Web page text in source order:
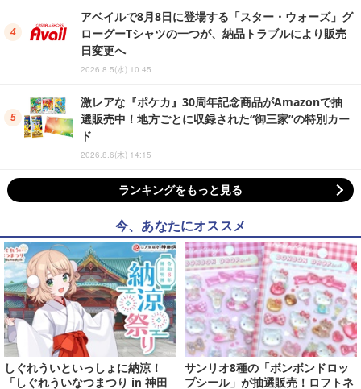
アベイルで8月8日に登場する「スター・ウォーズ」グ
ローグーTシャツの一つが、納品トラブルにより販売
日変更へ
2026.8.5(水) 10:45
激レアな『ポケカ』30周年記念商品がAmazonで抽
選販売中！地方ごとに収録された“御三家”の特別カー
ド
2026.8.6(木) 14:15
ランキングをもっと見る
今、あなたにオススメ
しぐれういといっしょに納涼！
「しぐれういなつまつり in 神田
サンリオ8種の「ボンボンドロッ
プシール」が抽選販売！ロフトネ